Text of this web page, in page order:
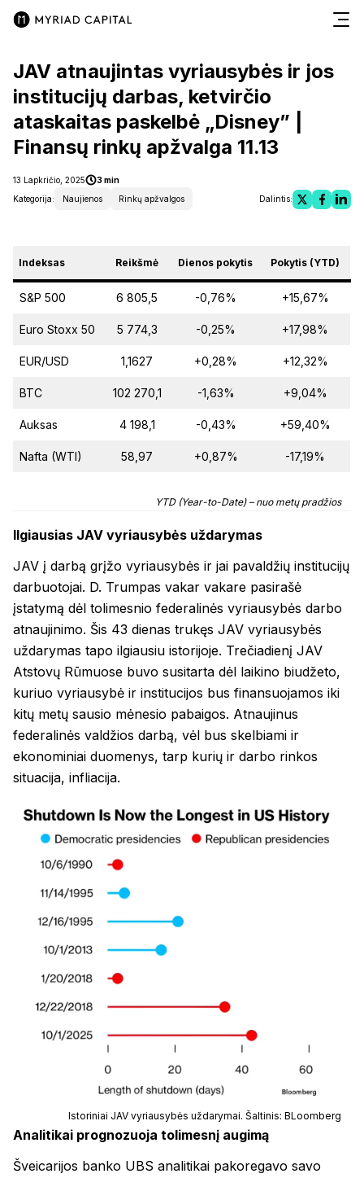
JAV atnaujintas vyriausybės ir jos
institucijų darbas, ketvirčio
ataskaitas paskelbė „Disney” |
Finansų rinkų apžvalga 11.13
13 Lapkričio, 2025
3 min
Kategorija:
Naujienos Rinkų apžvalgos Dalintis:
Indeksas Reikšmė Dienos pokytis Pokytis (YTD)
S&P 500 6 805,5 -0,76% +15,67%
Euro Stoxx 50 5 774,3 -0,25% +17,98%
EUR/USD 1,1627 +0,28% +12,32%
BTC 102 270,1 -1,63% +9,04%
Auksas 4 198,1 -0,43% +59,40%
Nafta (WTI) 58,97 +0,87% -17,19%
YTD (Year-to-Date) – nuo metų pradžios
Ilgiausias JAV vyriausybės uždarymas
JAV į darbą grįžo vyriausybės ir jai pavaldžių institucijų
darbuotojai. D. Trumpas vakar vakare pasirašė
įstatymą dėl tolimesnio federalinės vyriausybės darbo
atnaujinimo. Šis 43 dienas trukęs JAV vyriausybės
uždarymas tapo ilgiausiu istorijoje. Trečiadienį JAV
Atstovų Rūmuose buvo susitarta dėl laikino biudžeto,
kuriuo vyriausybė ir institucijos bus finansuojamos iki
kitų metų sausio mėnesio pabaigos. Atnaujinus
federalinės valdžios darbą, vėl bus skelbiami ir
ekonominiai duomenys, tarp kurių ir darbo rinkos
situacija, infliacija.
Istoriniai JAV vyriausybės uždarymai. Šaltinis: BLoomberg
Analitikai prognozuoja tolimesnį augimą
Šveicarijos banko UBS analitikai pakoregavo savo